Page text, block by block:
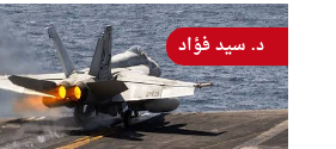
د. سيد فؤاد